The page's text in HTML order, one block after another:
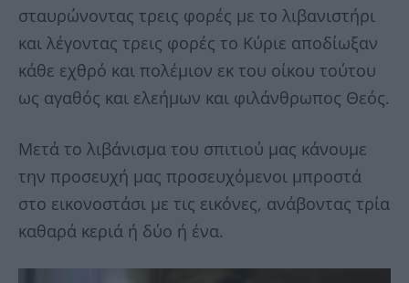
σταυρώνοντας τρεις φορές με το λιβανιστήρι
και λέγοντας τρεις φορές το Κύριε αποδίωξαν
κάθε εχθρό και πολέμιον εκ του οίκου τούτου
ως αγαθός και ελεήμων και φιλάνθρωπος Θεός.
Μετά το λιβάνισμα του σπιτιού μας κάνουμε
την προσευχή μας προσευχόμενοι μπροστά
στο εικονοστάσι με τις εικόνες, ανάβοντας τρία
καθαρά κεριά ή δύο ή ένα.